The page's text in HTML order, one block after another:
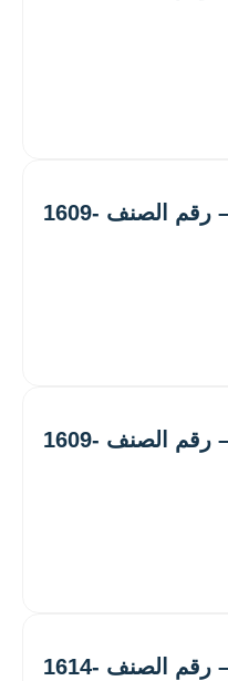
ورق جدران 16 متر مربع – رقم الصنف ‎1609-
ورق جدران 16 متر مربع – رقم الصنف ‎1609-
ورق جدران 16 متر مربع – رقم الصنف ‎1614-